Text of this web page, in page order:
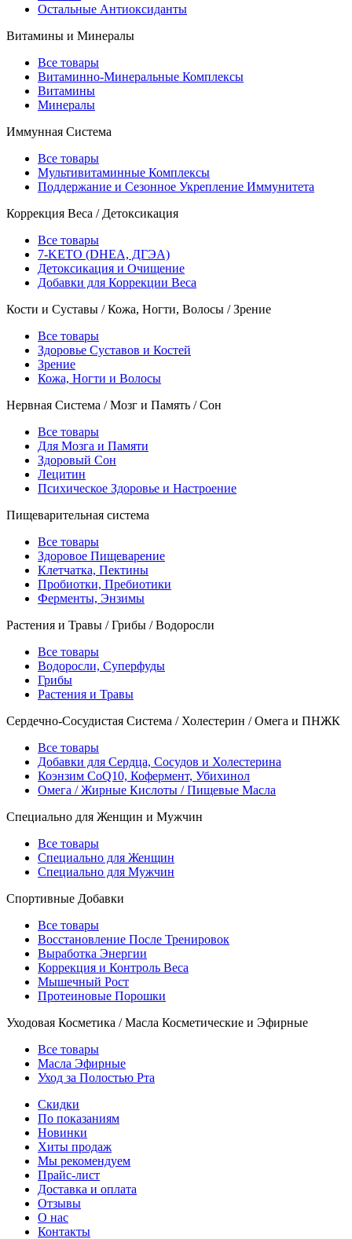
Остальные Антиоксиданты
Витамины и Минералы
Все товары
Витаминно-Минеральные Комплексы
Витамины
Минералы
Иммунная Система
Все товары
Мультивитаминные Комплексы
Поддержание и Сезонное Укрепление Иммунитета
Коррекция Веса / Детоксикация
Все товары
7-KETO (DHEA, ДГЭА)
Детоксикация и Очищение
Добавки для Коррекции Веса
Кости и Суставы / Кожа, Ногти, Волосы / Зрение
Все товары
Здоровье Суставов и Костей
Зрение
Кожа, Ногти и Волосы
Нервная Система / Мозг и Память / Сон
Все товары
Для Мозга и Памяти
Здоровый Сон
Лецитин
Психическое Здоровье и Настроение
Пищеварительная система
Все товары
Здоровое Пищеварение
Клетчатка, Пектины
Пробиотки, Пребиотики
Ферменты, Энзимы
Растения и Травы / Грибы / Водоросли
Все товары
Водоросли, Суперфуды
Грибы
Растения и Травы
Сердечно-Сосудистая Система / Холестерин / Омега и ПНЖК
Все товары
Добавки для Сердца, Сосудов и Холестерина
Коэнзим CoQ10, Кофермент, Убихинол
Омега / Жирные Кислоты / Пищевые Масла
Специально для Женщин и Мужчин
Все товары
Специально для Женщин
Специально для Мужчин
Спортивные Добавки
Все товары
Восстановление После Тренировок
Выработка Энергии
Коррекция и Контроль Веса
Мышечный Рост
Протеиновые Порошки
Уходовая Косметика / Масла Косметические и Эфирные
Все товары
Масла Эфирные
Уход за Полостью Рта
Скидки
По показаниям
Новинки
Хиты продаж
Мы рекомендуем
Прайс-лист
Доставка и оплата
Отзывы
О нас
Контакты